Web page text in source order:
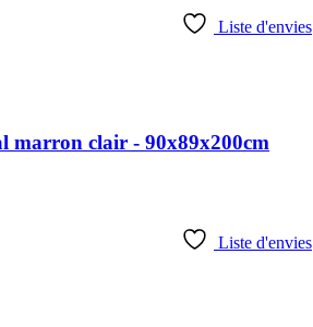
Liste d'envies
marron clair - 90x89x200cm
Liste d'envies